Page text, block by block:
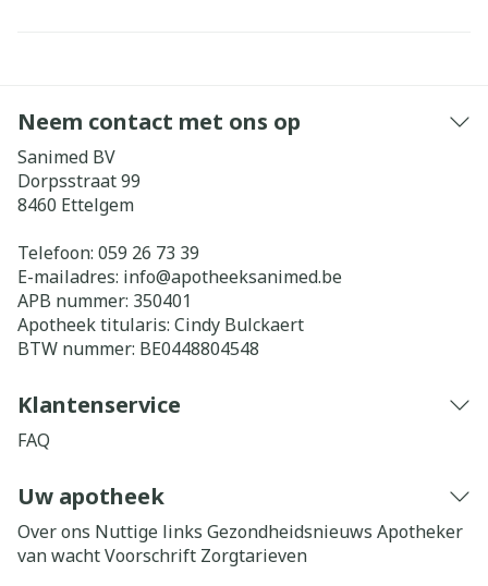
Neem contact met ons op
Sanimed BV
Dorpsstraat 99
8460 Ettelgem
Telefoon: 059 26 73 39
E-mailadres: info@apotheeksanimed.be
APB nummer: 350401
Apotheek titularis: Cindy Bulckaert
BTW nummer: BE0448804548
Klantenservice
FAQ
Uw apotheek
Over ons Nuttige links Gezondheidsnieuws Apotheker
van wachtVoorschrift Zorgtarieven